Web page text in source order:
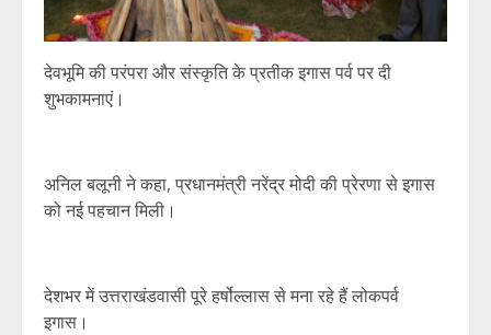
देवभूमि की परंपरा और संस्कृति के प्रतीक इगास पर्व पर दी
शुभकामनाएं।
अनिल बलूनी ने कहा, प्रधानमंत्री नरेंद्र मोदी की प्रेरणा से इगास
को नई पहचान मिली।
देशभर में उत्तराखंडवासी पूरे हर्षोल्लास से मना रहे हैं लोकपर्व
इगास।